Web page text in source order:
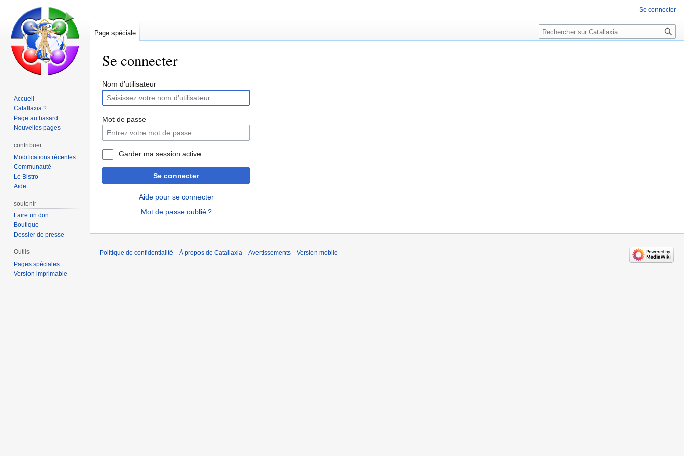
Se connecter
Aller
la
navigation
Aller
la
recherche
Nom d’utilisateur
Mot de passe
Garder ma session active
Se connecter
Aide pour se connecter
Mot de passe oublié ?
Se connecter
Page spéciale Rechercher
Accueil
Catallaxia ?
Page au hasard
Nouvelles pages
contribuer
Modifications récentes
Communauté
Le Bistro
Aide
soutenir
Faire un don
Boutique
Dossier de presse
Outils
Pages spéciales
Version imprimable
Politique de confidentialité À propos de Catallaxia Avertissements Version mobile